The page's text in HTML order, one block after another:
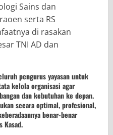
Sains dan
serta RS
di rasakan
TNI AD dan
pengurus yayasan untuk
kelola organisasi agar
dan kebutuhan ke depan.
secara optimal, profesional,
benar-benar
Kasad.